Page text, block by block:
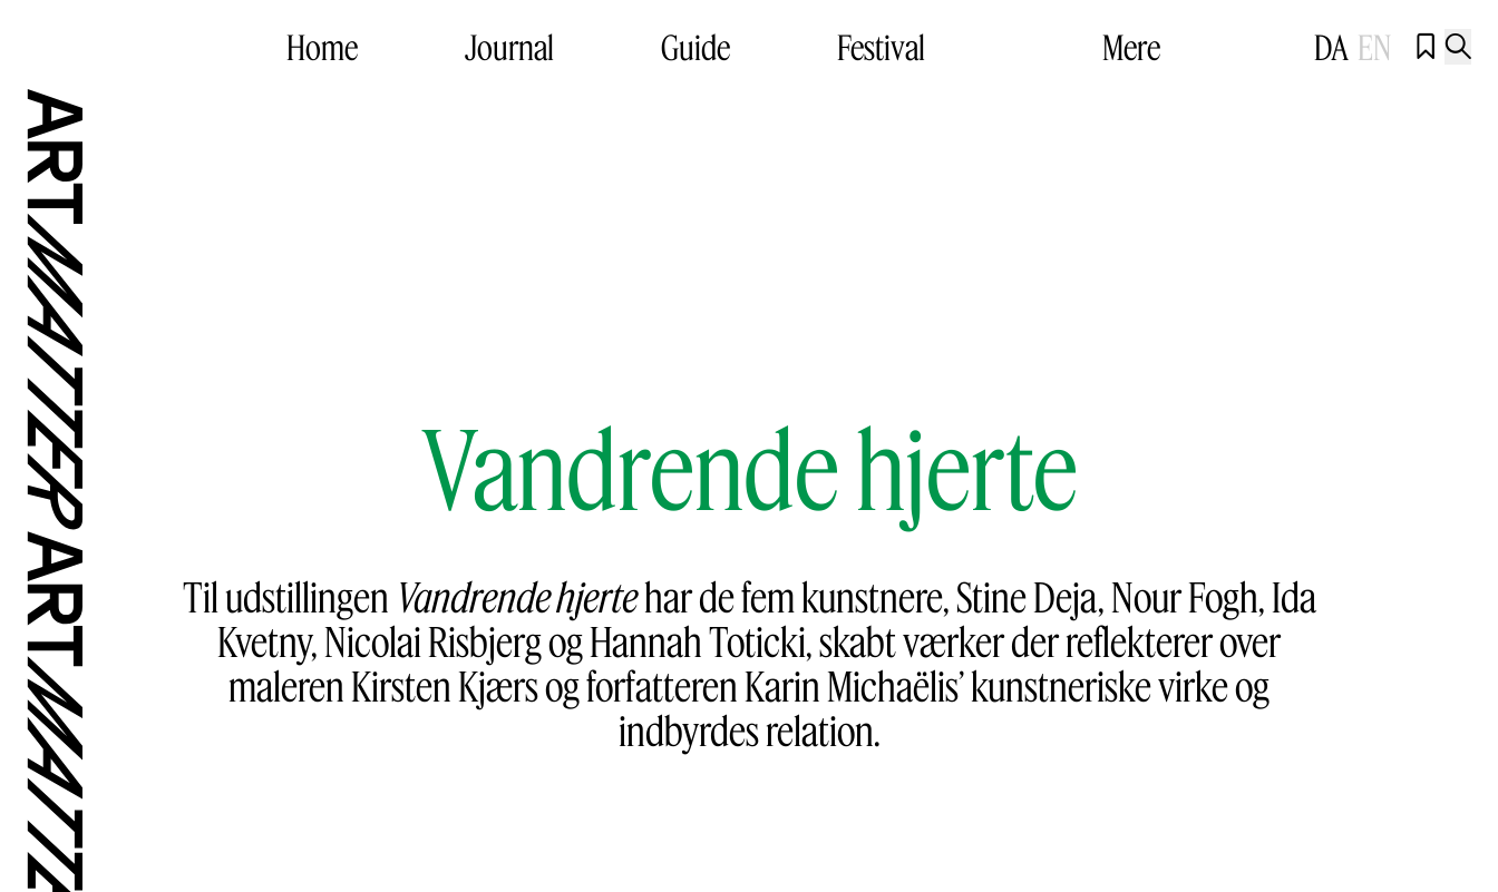
Home Journal Guide Festival Mere DA EN  
Vandrende hjerte
Til udstillingen Vandrende hjertehar de fem kunstnere, Stine Deja, Nour Fogh, Ida
Kvetny, Nicolai Risbjerg og Hannah Toticki, skabt værker der reflekterer over
maleren Kirsten Kjærs og forfatteren Karin Michaëlis’ kunstneriske virke og
indbyrdes relation.